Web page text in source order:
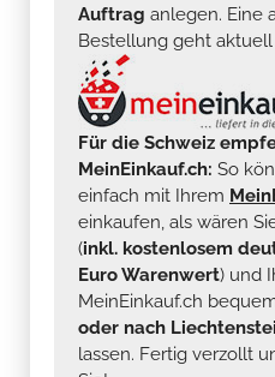
Auftrag anlegen. Eine
Bestellung geht
Für die Schweiz
MeinEinkauf.ch: So
einfach mit Ihrem
einkaufen, als wären
(inkl. kostenlosem
Euro Warenwert) und
MeinEinkauf.ch
oder nach
lassen. Fertig verzollt